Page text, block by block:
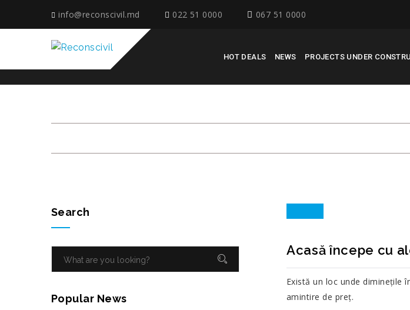
info@reconscivil.md 022 51 0000 067 51 0000
HOT DEALS NEWS PROJECTS UNDER
Search
Popular News
7
Acasă începe cu
Există un loc unde diminețile
amintire de preț.